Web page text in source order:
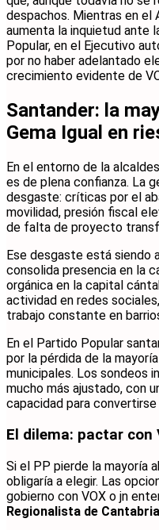
despachos. Mientras en el
aumenta la inquietud ante
Popular, en el Ejecutivo
por no haber adelantado
crecimiento evidente de
Santander: la
Gema Igual en
En el entorno de la
es de plena confianza. La
desgaste: críticas por el
movilidad, presión fiscal
de falta de proyecto
Ese desgaste está siendo
consolida presencia en la
orgánica en la capital
actividad en redes
trabajo constante en
En el Partido Popular
por la pérdida de la
municipales. Los sondeos
mucho más ajustado, con
capacidad para convertirse
El dilema: pactar con
Si el PP pierde la mayoría
obligaría a elegir. Las
gobierno con VOX o jn
Regionalista de Cantabria